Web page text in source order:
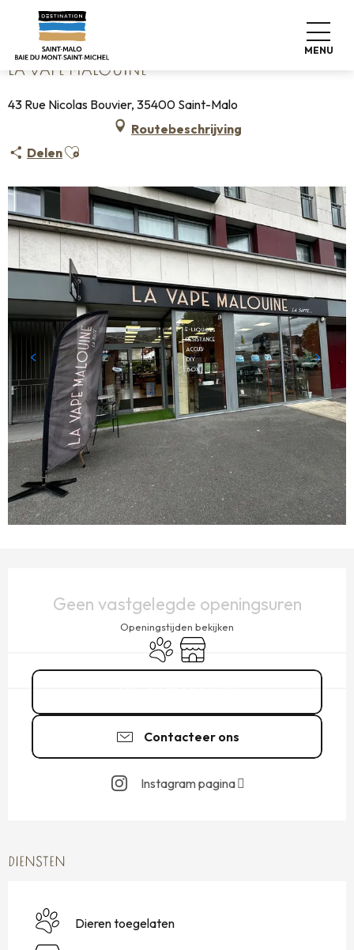
contenu
principal
MENU
Home La Vape Malouine
LA VAPE MALOUINE
43 Rue Nicolas Bouvier, 35400 Saint-Malo
Routebeschrijving
DelenAjouter aux favoris
Geen vastgelegde openingsuren
Openingstijden bekijken
Dieren toegelaten
Winkel op
Contacteer ons
Instagram pagina
DIENSTEN
Dieren toegelaten